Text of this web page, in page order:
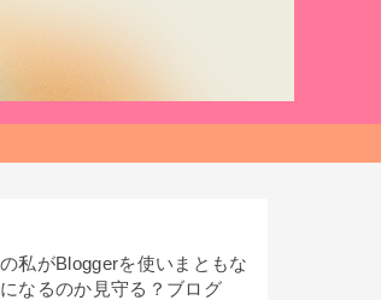
私がBloggerを使いまともな
なるのか見守る？ブログ